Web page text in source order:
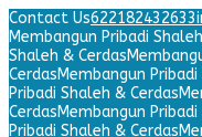
Contact Us622182432633
Membangun Pribadi
Shaleh & Cerdas
CerdasMembangun
Pribadi Shaleh & Cerdas
CerdasMembangun
Pribadi Shaleh & Cerdas